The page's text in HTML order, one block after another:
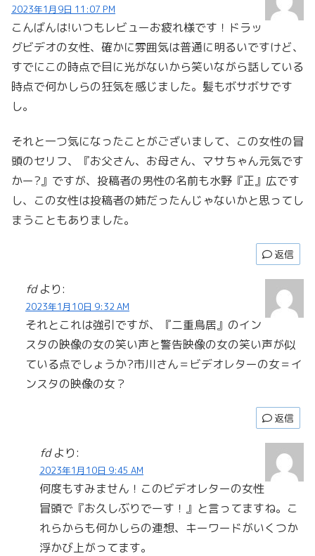
2023年1月9日 11:07 PM
こんばんは!いつもレビューお疲れ様です！ドラッ
グビデオの女性、確かに雰囲気は普通に明るいですけど、
すでにこの時点で目に光がないから笑いながら話している
時点で何かしらの狂気を感じました。髪もボサボサです
し。
それと一つ気になったことがございまして、この女性の冒
頭のセリフ、『お父さん、お母さん、マサちゃん元気です
かー?』ですが、投稿者の男性の名前も水野『正』広です
し、この女性は投稿者の姉だったんじゃないかと思ってし
まうこともありました。
返信
fd より:
2023年1月10日 9:32 AM
それとこれは強引ですが、『二重鳥居』のイン
スタの映像の女の笑い声と警告映像の女の笑い声が似
ている点でしょうか?市川さん＝ビデオレターの女＝イ
ンスタの映像の女？
返信
fd より:
2023年1月10日 9:45 AM
何度もすみません！このビデオレターの女性
冒頭で『お久しぶりでーす！』と言ってますね。こ
れらからも何かしらの連想、キーワードがいくつか
浮かび上がってます。